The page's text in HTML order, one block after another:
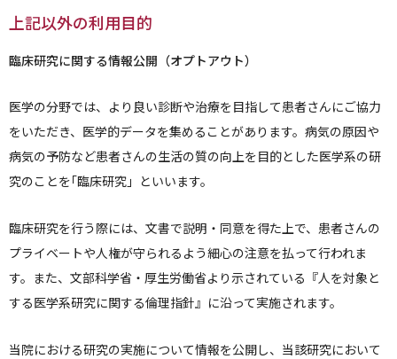
上記以外の利用目的
臨床研究に関する情報公開（オプトアウト）
医学の分野では、より良い診断や治療を目指して患者さんにご協力
をいただき、医学的データを集めることがあります。病気の原因や
病気の予防など患者さんの生活の質の向上を目的とした医学系の研
究のことを｢臨床研究」といいます。
臨床研究を行う際には、文書で説明・同意を得た上で、患者さんの
プライベートや人権が守られるよう細心の注意を払って行われま
す。また、文部科学省・厚生労働省より示されている『人を対象と
する医学系研究に関する倫理指針』に沿って実施されます。
当院における研究の実施について情報を公開し、当該研究において